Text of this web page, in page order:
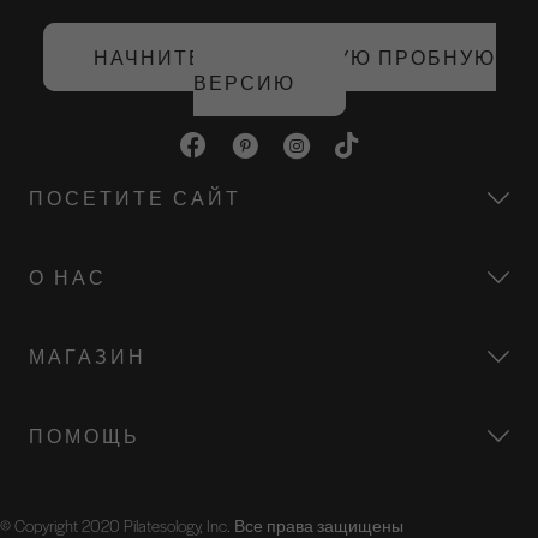
НАЧНИТЕ БЕСПЛАТНУЮ ПРОБНУЮ
ВЕРСИЮ
ПОСЕТИТЕ САЙТ
О НАС
МАГАЗИН
ПОМОЩЬ
© Copyright 2020 Pilatesology, Inc. Все права защищены